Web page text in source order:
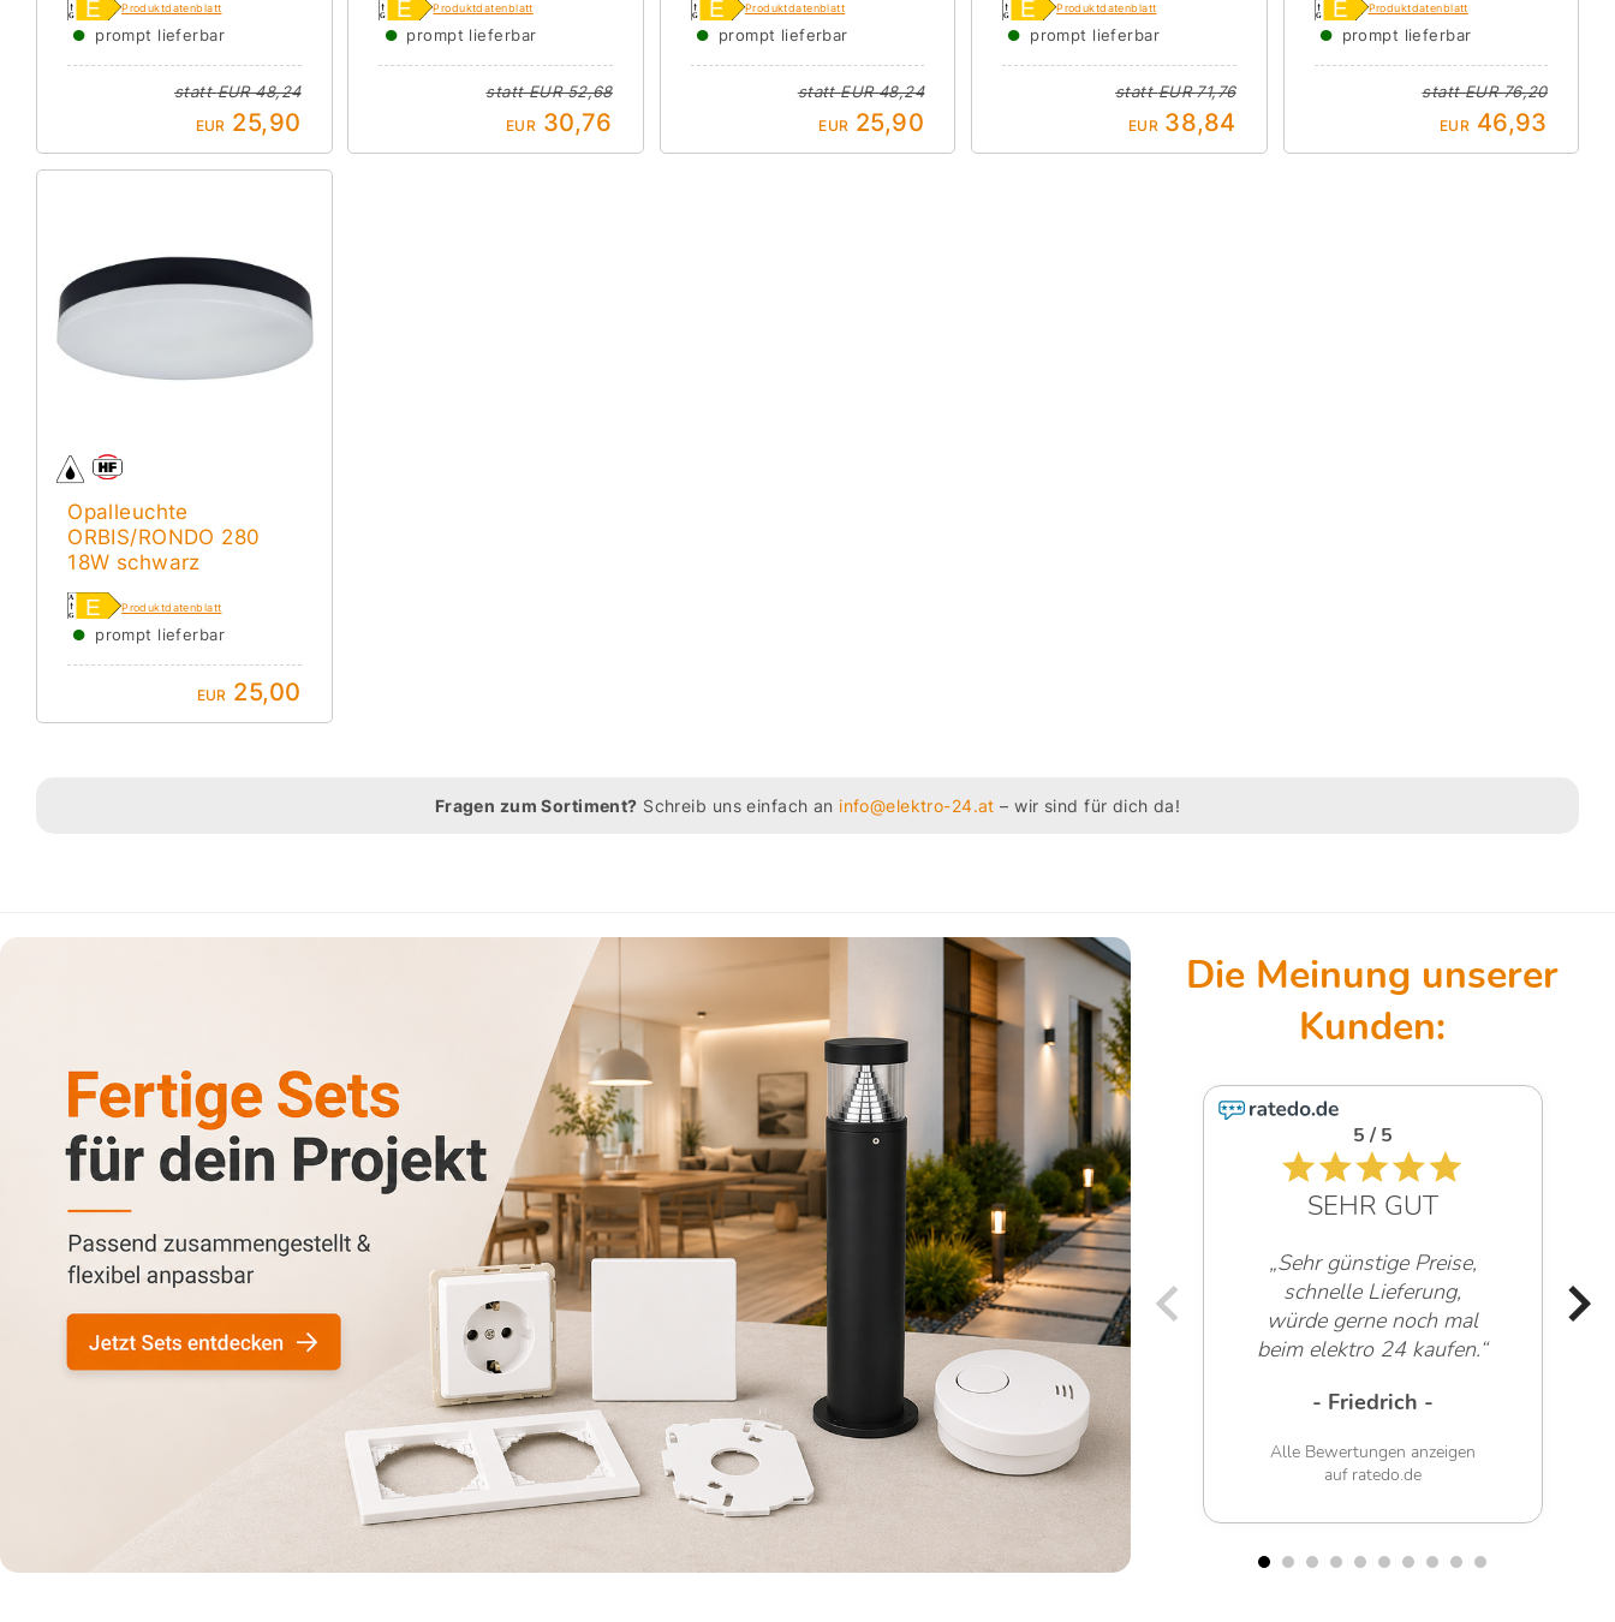
Produktdatenblatt
● prompt lieferbar
stattEUR 48,24
EUR 25,90
Produktdatenblatt
● prompt lieferbar
stattEUR 52,68
EUR 30,76
Produktdatenblatt
● prompt lieferbar
stattEUR 48,24
EUR 25,90
Produktdatenblatt
● prompt lieferbar
stattEUR 71,76
EUR38,84
Produktdatenblatt
● prompt lieferbar
stattEUR 76,20
EUR 46,93
Opalleuchte
ORBIS/RONDO 280
18W schwarz
Produktdatenblatt
● prompt lieferbar
EUR 25,00
Fragen zum Sortiment? Schreib uns einfach an info@elektro-24.at – wir sind für dich da!
5 / 5
SEHR GUT
„Sehr günstige Preise,
schnelle Lieferung,
würde gerne noch mal
beim elektro 24 kaufen.“
- Friedrich -
Alle Bewertungen anzeigen
auf ratedo.de